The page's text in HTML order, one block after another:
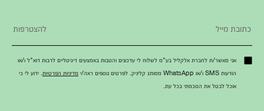
אני מאשר/ת לחברת אלקליל בע"מ לשלוח לי עדכונים והטבות באמצעים דיגיטליים לרבות דוא"ל ו/או
הודעות SMS ו/או WhatsApp ממותג קליניק. לפרטים נוספים ראה/י
מדיניות הפרטיות . ידוע לי כי
אוכל לבטל את הסכמתי בכל עת.